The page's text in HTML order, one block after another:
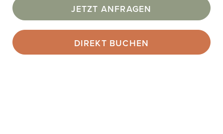
JETZT ANFRAGEN
DIREKT BUCHEN